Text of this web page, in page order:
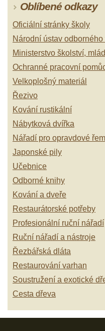
Oblíbené odkazy
Oficiální stránky školy
Národní ústav
Ministerstvo školství,
Ochranné pracovní
Velkoplošný materiál
Řezivo
Kování rustikální
Nábytková dvířka
Nářadí pro opravdové
Japonské pily
Učebnice
Odborné knihy
Kování a dveře
Restaurátorské potřeby
Profesionální ruční nářadí
Ruční nářadí a nástroje
Řezbářská dláta
Restaurování varhan
Soustružení a exotické
Cesta dřeva